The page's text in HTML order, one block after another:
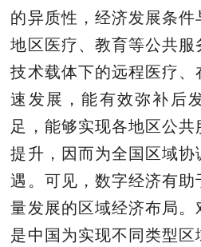
的异质性，经济发展条
地区医疗、教育等公共
技术载体下的远程医疗
速发展，能有效弥补后
足，能够实现各地区公
提升，因而为全国区域
遇。可见，数字经济有
量发展的区域经济布局
是中国为实现不同类型